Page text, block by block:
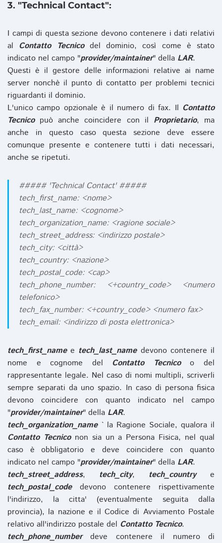
3. "Technical Contact":
I campi di questa sezione devono contenere i dati relativi
al Contatto Tecnicodel dominio, così come è stato
indicato nel campo "provider/maintainer" della LAR.
Questi è il gestore delle informazioni relative ai name
server nonchè il punto di contatto per problemi tecnici
riguardanti il dominio.
L'unico campo opzionale è il numero di fax. Il Contatto
Tecnicopuò anche coincidere con il Proprietario, ma
anche in questo caso questa sezione deve essere
comunque presente e contenere tutti i dati necessari,
anche se ripetuti.
##### 'Technical Contact' #####
tech_first_name: <nome>
tech_last_name: <cognome>
tech_organization_name: <ragione sociale>
tech_street_address: <indirizzo postale>
tech_city: <città>
tech_country: <nazione>
tech_postal_code: <cap>
tech_phone_number: <+country_code> <numero
telefonico>
tech_fax_number: <+country_code> <numero fax>
tech_email: <indirizzo di posta elettronica>
tech_first_namee tech_last_namedevono contenere il
nome e cognome del Contatto Tecnicoo del
rappresentante legale. Nel caso di nomi multipli, scriverli
sempre separati da uno spazio. In caso di persona fisica
devono coincidere con quanto indicato nel campo
"provider/maintainer" della LAR.
tech_organization_name` la Ragione Sociale, qualora il
Contatto Tecniconon sia un a Persona Fisica, nel qual
caso è obbligatorio e deve coincidere con quanto
indicato nel campo "provider/maintainer" della LAR.
tech_street_address, tech_city, tech_countrye
tech_postal_codedevono contenere rispettivamente
l'indirizzo, la citta' (eventualmente seguita dalla
provincia), la nazione e il Codice di Avviamento Postale
relativo all'indirizzo postale del Contatto Tecnico.
tech_phone_numberdeve contenere il numero di